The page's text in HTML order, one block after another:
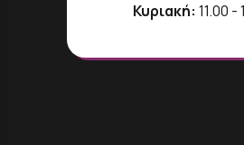
Κυριακή: 11.00 -